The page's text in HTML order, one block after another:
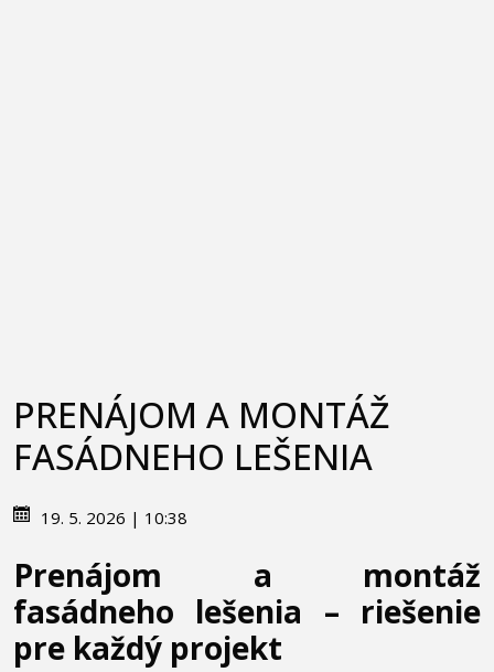
PRENÁJOM A MONTÁŽ
FASÁDNEHO LEŠENIA
19. 5. 2026 | 10:38
Prenájom a montáž
fasádneho lešenia – riešenie
pre každý projekt